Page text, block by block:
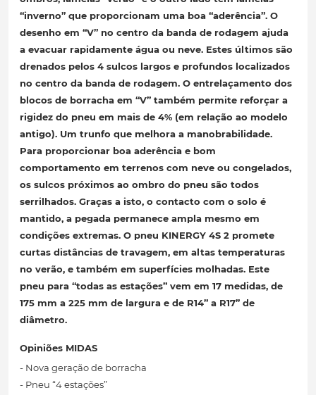
“inverno” que proporcionam uma boa “aderência”. O
desenho em “V” no centro da banda de rodagem ajuda
a evacuar rapidamente água ou neve. Estes últimos são
drenados pelos 4 sulcos largos e profundos localizados
no centro da banda de rodagem. O entrelaçamento dos
blocos de borracha em “V” também permite reforçar a
rigidez do pneu em mais de 4% (em relação ao modelo
antigo). Um trunfo que melhora a manobrabilidade.
Para proporcionar boa aderência e bom
comportamento em terrenos com neve ou congelados,
os sulcos próximos ao ombro do pneu são todos
serrilhados. Graças a isto, o contacto com o solo é
mantido, a pegada permanece ampla mesmo em
condições extremas. O pneu KINERGY 4S 2 promete
curtas distâncias de travagem, em altas temperaturas
no verão, e também em superfícies molhadas. Este
pneu para “todas as estações” vem em 17 medidas, de
175 mm a 225 mm de largura e de R14” a R17” de
diâmetro.
Opiniões MIDAS
- Nova geração de borracha
- Pneu “4 estações”